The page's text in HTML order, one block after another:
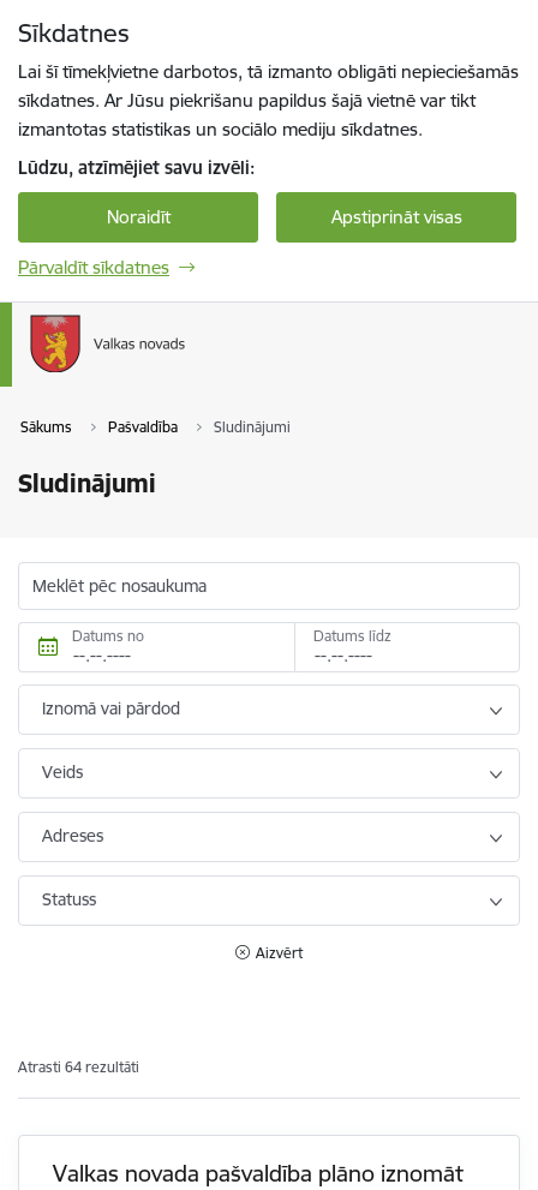
Sīkdatnes
Lai šī tīmekļvietne darbotos, tā izmanto obligāti nepieciešamās
sīkdatnes. Ar Jūsu piekrišanu papildus šajā vietnē var tikt
izmantotas statistikas un sociālo mediju sīkdatnes.
Lūdzu, atzīmējiet savu izvēli:
Noraidīt Apstiprināt visas
Pārvaldīt sīkdatnes
Sākums Pašvaldība Sludinājumi
Sludinājumi
Meklēt pēc nosaukuma
Datums no Datums līdz
Iznomā vai pārdod
Veids
Adreses
Statuss
Aizvērt
Atrasti 64 rezultāti
Valkas novada pašvaldība plāno iznomāt